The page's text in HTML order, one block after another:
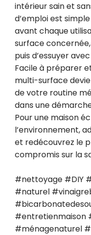
intérieur sain et
d’emploi est
avant chaque
surface
puis d’essuyer
Facile à préparer
multi-surface
de votre routine
dans une
Pour une maison
l’environnement,
et redécouvrez le
compromis sur la
#nettoyage #DIY
#naturel
#entretienmaison
#ménagenaturel